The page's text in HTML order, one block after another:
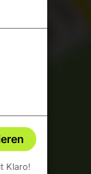
Klaro!